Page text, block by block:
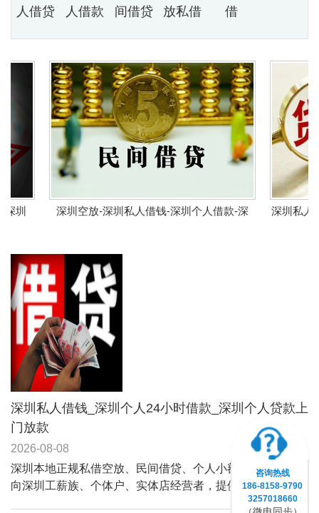
人借贷
人借款
间借贷
放私借
借
深圳空放-深圳私人借钱-深圳个人借款-深 深圳私人借钱_深
深圳私人借钱_深圳个人24小时借款_深圳个人贷款上
门放款
2026-08-08
深圳本地正规私借空放、民间借贷、个人小额贷款服务，面
向深圳工薪族、个体户、实体店经营者，提供纯个人资金周
转方案，门槛宽松、不苛刻大数据征信、无需复杂抵押。涵
咨询热线
186-8158-9790
3257018660